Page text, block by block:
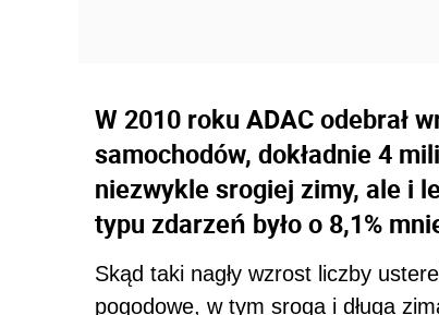
W 2010 roku ADAC odebrał
samochodów, dokładnie 4
niezwykle srogiej zimy, ale i
typu zdarzeń było o 8,1%
Skąd taki nagły wzrost liczby
pogodowe, w tym sroga i długa